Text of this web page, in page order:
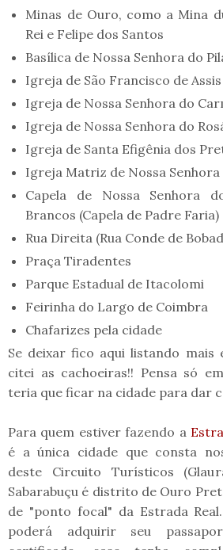
Minas de Ouro, como a Mina
Rei e Felipe dos Santos
Basílica de Nossa Senhora do
Igreja de São Francisco de Assis
Igreja de Nossa Senhora do
Igreja de Nossa Senhora do
Igreja de Santa Efigênia dos
Igreja Matriz de Nossa Senhora
Capela de Nossa Senhora
Brancos (Capela de Padre Faria)
Rua Direita (Rua Conde de
Praça Tiradentes
Parque Estadual de Itacolomi
Feirinha do Largo de Coimbra
Chafarizes pela cidade
Se deixar fico aqui listando mais
citei as cachoeiras!! Pensa só
teria que ficar na cidade para dar
Para quem estiver fazendo a
é a única cidade que consta
deste Circuito Turísticos
Sabarabuçu é distrito de Ouro
de "ponto focal" da Estrada
poderá adquirir seu